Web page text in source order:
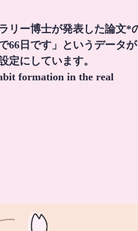
リー博士が発表した論文*
66日です」というデータが
定にしています。
formation in the real